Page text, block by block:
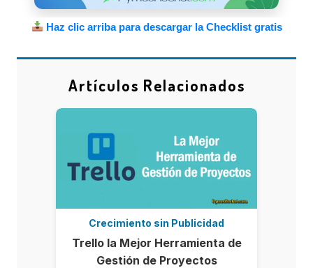
Haz clic arriba para descargar la Checklist gratis
Artículos Relacionados
Crecimiento sin Publicidad
Trello la Mejor Herramienta de
Gestión de Proyectos